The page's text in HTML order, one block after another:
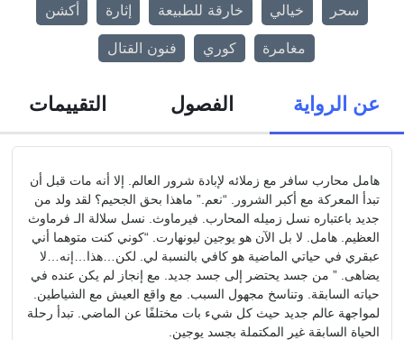
أكشن إثارة خارقة للطبيعة خيالي سحر
فنون القتال كوري مغامرة
عن الرواية الفصول التقييمات
هامل محارب سافر مع زملائه لإبادة شرور العالم. إلا أنه مات قبل أن
تبدأ المعركة مع أكبر الشرور. “نعم.” ماهذا بحق الجحيم؟ لقد ولد من
جديد باعتباره نسل زميله المحارب. فيرماوث. نسل سلالة الـ فرماوث
العظيم. هامل. لا بل الآن هو يوجين ليونهارت. “كوني كنت متوهما أني
عبقري في حياتي الماضية هو كافي بالنسبة لي. لكن…هذا…إنه…لا
يضاهى. ” من جسد يحتضر إلى جسد جديد. مع إنجاز لم يكن عنده في
حياته السابقة. وتناسخ مجهول السبب. مع واقع العيش مع الشياطين.
لمواجهة عالم جديد حيث كل شيء بات مختلفًا عن الماضي. تبدأ رحلة
الحياة السابقة غير المكتملة بجسد يوجين.